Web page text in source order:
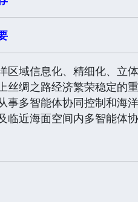
区域信息化、精细化、立
丝绸之路经济繁荣稳定的
事多智能体协同控制和海
临近海面空间内多智能体